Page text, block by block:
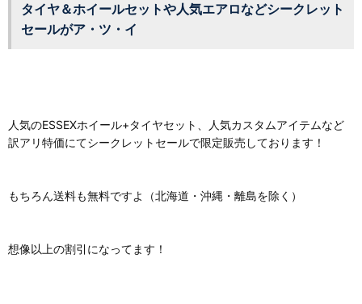
タイヤ＆ホイールセットや人気エアロなどシークレット
セールがア・ツ・イ
人気のESSEXホイール+タイヤセット、人気カスタムアイテムなど
訳アリ特価にてシークレットセールで限定販売しております！
もちろん送料も無料ですよ（北海道・沖縄・離島を除く）
想像以上の割引になってます！